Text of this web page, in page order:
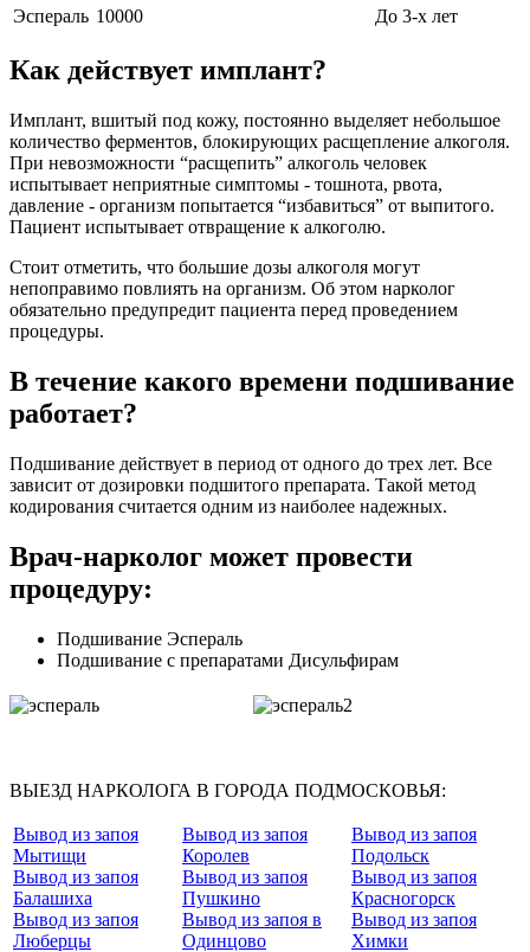
Эспераль 10000 До 3-х лет
Как действует имплант?
Имплант, вшитый под кожу, постоянно выделяет небольшое
количество ферментов, блокирующих расщепление алкоголя.
При невозможности “расщепить” алкоголь человек
испытывает неприятные симптомы - тошнота, рвота,
давление - организм попытается “избавиться” от выпитого.
Пациент испытывает отвращение к алкоголю.
Стоит отметить, что большие дозы алкоголя могут
непоправимо повлиять на организм. Об этом нарколог
обязательно предупредит пациента перед проведением
процедуры.
В течение какого времени подшивание
работает?
Подшивание действует в период от одного до трех лет. Все
зависит от дозировки подшитого препарата. Такой метод
кодирования считается одним из наиболее надежных.
Врач-нарколог может провести
процедуру:
Подшивание Эспераль
Подшивание с препаратами Дисульфирам
ВЫЕЗД НАРКОЛОГА В ГОРОДА ПОДМОСКОВЬЯ:
Вывод из запоя
Мытищи
Вывод из запоя
Балашиха
Вывод из запоя
Люберцы
Вывод из запоя
Королев
Вывод из запоя
Пушкино
Вывод из запоя в
Одинцово
Вывод из запоя
Подольск
Вывод из запоя
Красногорск
Вывод из запоя
Химки